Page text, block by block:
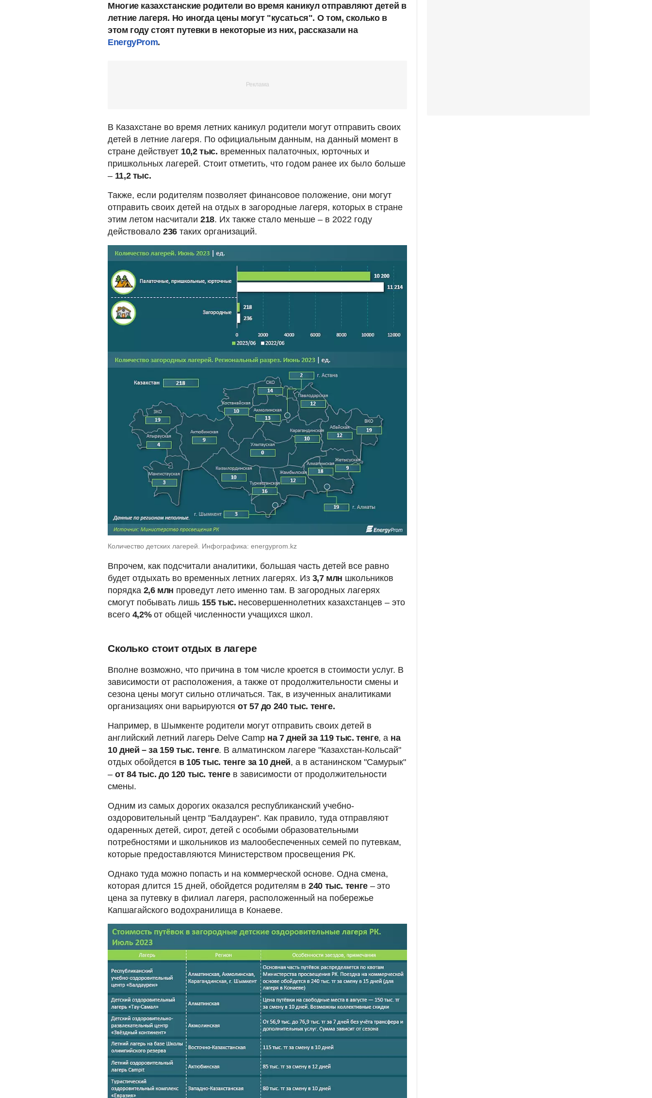
Многие казахстанские родители во время каникул отправляют детей в
летние лагеря. Но иногда цены могут "кусаться". О том, сколько в
этом году стоят путевки в некоторые из них, рассказали на
EnergyProm.
В Казахстане во время летних каникул родители могут отправить своих
детей в летние лагеря. По официальным данным, на данный момент в
стране действует 10,2 тыс. временных палаточных, юрточных и
пришкольных лагерей. Стоит отметить, что годом ранее их было больше
– 11,2 тыс.
Также, если родителям позволяет финансовое положение, они могут
отправить своих детей на отдых в загородные лагеря, которых в стране
этим летом насчитали 218. Их также стало меньше – в 2022 году
действовало 236 таких организаций.
Количество детских лагерей. Инфографика: energyprom.kz
Впрочем, как подсчитали аналитики, большая часть детей все равно
будет отдыхать во временных летних лагерях. Из 3,7 млн школьников
порядка 2,6 млн проведут лето именно там. В загородных лагерях
смогут побывать лишь 155 тыс. несовершеннолетних казахстанцев – это
всего 4,2% от общей численности учащихся школ.
Сколько стоит отдых в лагере
Вполне возможно, что причина в том числе кроется в стоимости услуг. В
зависимости от расположения, а также от продолжительности смены и
сезона цены могут сильно отличаться. Так, в изученных аналитиками
организациях они варьируются от 57 до 240 тыс. тенге.
Например, в Шымкенте родители могут отправить своих детей в
английский летний лагерь Delve Camp на 7 дней за 119 тыс. тенге, а на
10 дней – за 159 тыс. тенге. В алматинском лагере "Казахстан-Кольсай"
отдых обойдется в 105 тыс. тенге за 10 дней, а в астанинском "Самурык"
– от 84 тыс. до 120 тыс. тенгев зависимости от продолжительности
смены.
Одним из самых дорогих оказался республиканский учебно-
оздоровительный центр "Балдаурен". Как правило, туда отправляют
одаренных детей, сирот, детей с особыми образовательными
потребностями и школьников из малообеспеченных семей по путевкам,
которые предоставляются Министерством просвещения РК.
Однако туда можно попасть и на коммерческой основе. Одна смена,
которая длится 15 дней, обойдется родителям в 240 тыс. тенге – это
цена за путевку в филиал лагеря, расположенный на побережье
Капшагайского водохранилища в Конаеве.